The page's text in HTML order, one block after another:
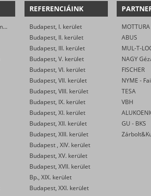
Biztonságtechnikai termékek
REFERENCIÁINK
Budapest, I. kerület
Budapest, II. kerület
Budapest, III. kerület
Budapest, V. kerület
Budapest, VI. kerület
Budapest, VII. kerület
Budapest, VIII. kerület
Budapest, IX. kerület
Budapest, XI. kerület
Budapest, XII. kerület
Budapest, XIII. kerület
Budapest , XIV. kerület
Budapest, XV. kerület
Budapest, XVII. kerület
Bp., XIX. kerület
Budapest, XXI. kerület
MOTTURA
ABUS
MUL-T-
NAGY
FISCHER
TESA
VBH
GU - BKS